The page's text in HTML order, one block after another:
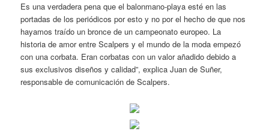
Es una verdadera pena que el balonmano-playa esté en las
portadas de los periódicos por esto y no por el hecho de que nos
hayamos traído un bronce de un campeonato europeo. La
historia de amor entre Scalpers y el mundo de la moda empezó
con una corbata. Eran corbatas con un valor añadido debido a
sus exclusivos diseños y calidad”, explica Juan de Suñer,
responsable de comunicación de Scalpers.